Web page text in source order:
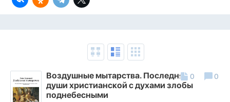
Воздушные мытарства. Последняя брань
души христианской с духами злобы
поднебесными
0 0